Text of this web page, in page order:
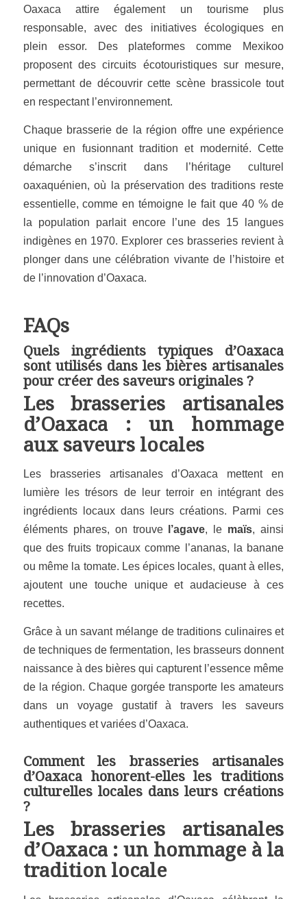
Oaxaca attire également un tourisme plus
responsable, avec des initiatives écologiques en
plein essor. Des plateformes comme Mexikoo
proposent des circuits écotouristiques sur mesure,
permettant de découvrir cette scène brassicole tout
en respectant l’environnement.
Chaque brasserie de la région offre une expérience
unique en fusionnant tradition et modernité. Cette
démarche s’inscrit dans l’héritage culturel
oaxaquénien, où la préservation des traditions reste
essentielle, comme en témoigne le fait que 40 % de
la population parlait encore l’une des 15 langues
indigènes en 1970. Explorer ces brasseries revient à
plonger dans une célébration vivante de l’histoire et
de l’innovation d’Oaxaca.
FAQs
Quels ingrédients typiques d’Oaxaca
sont utilisés dans les bières artisanales
pour créer des saveurs originales ?
Les brasseries artisanales
d’Oaxaca : un hommage
aux saveurs locales
Les brasseries artisanales d’Oaxaca mettent en
lumière les trésors de leur terroir en intégrant des
ingrédients locaux dans leurs créations. Parmi ces
éléments phares, on trouve
l’agave, le maïs, ainsi
que des fruits tropicaux comme l’ananas, la banane
ou même la tomate. Les épices locales, quant à elles,
ajoutent une touche unique et audacieuse à ces
recettes.
Grâce à un savant mélange de traditions culinaires et
de techniques de fermentation, les brasseurs donnent
naissance à des bières qui capturent l’essence même
de la région. Chaque gorgée transporte les amateurs
dans un voyage gustatif à travers les saveurs
authentiques et variées d’Oaxaca.
Comment les brasseries artisanales
d’Oaxaca honorent-elles les traditions
culturelles locales dans leurs créations
?
Les brasseries artisanales
d’Oaxaca : un hommage à la
tradition locale